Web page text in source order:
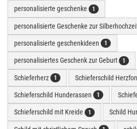
personalisierte geschenke 1
personalisierte Geschenke zur
personalisierte geschenkideen 1
personalisiertes Geschenk zur Geburt 1
Schieferherz 1 Schieferschild
Schieferschild Hunderassen 1
Schieferschild mit Kreide 1 Schild